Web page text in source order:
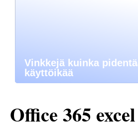
Vinkkejä kuinka
käyttöikää
Office 365 excel